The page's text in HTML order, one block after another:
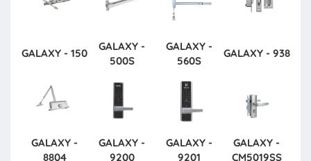
GALAXY - 150
GALAXY -
500S
GALAXY -
560S
GALAXY - 938
GALAXY -
8804
GALAXY -
9200
GALAXY -
9201
GALAXY -
CM5019SS